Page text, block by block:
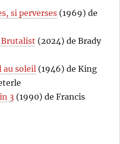
si perverses (1969) de
(2024) de Brady
au soleil (1946) de King
3 (1990) de Francis